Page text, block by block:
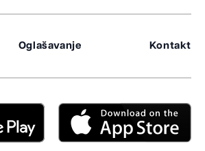
Oglašavanje Kontakt